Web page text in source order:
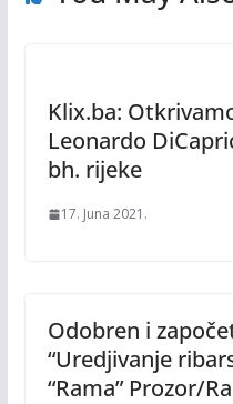
Klix.ba:
Leonardo
bh. rijeke
17. Juna 2021.
Odobren i
“Uredjivanje
“Rama” Prozor/